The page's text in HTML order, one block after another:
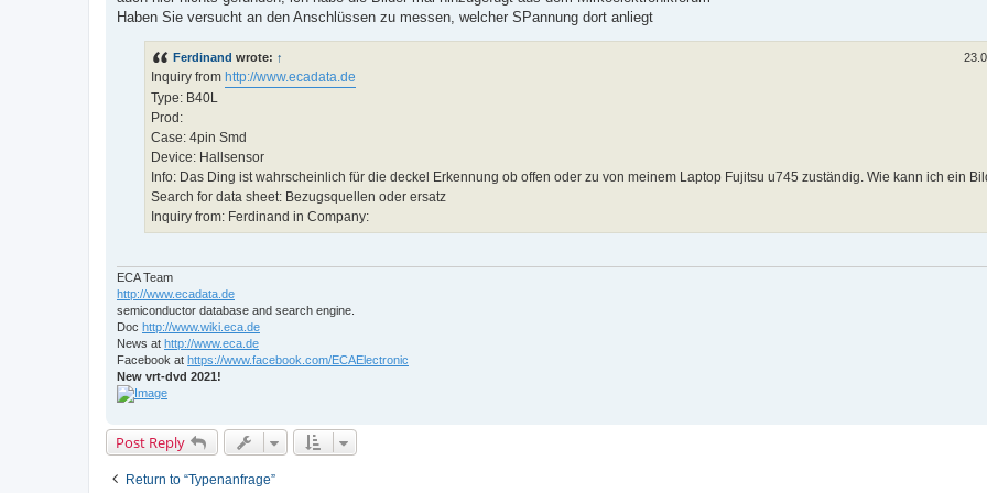
d
Haben Sie versucht an den Anschlüssen zu messen, welcher SPannung dort anliegt
Ferdinand wrote: ↑
Inquiry from http://www.ecadata.de
Type: B40L
Prod:
Case: 4pin Smd
Device: Hallsensor
Info: Das Ding ist wahrscheinlich für die deckel Erkennung ob offen oder zu von meinem Laptop Fujitsu u745 zuständig. Wie kann ich ein
Search for data sheet: Bezugsquellen oder ersatz
Inquiry from: Ferdinand in Company:
ECA Team
http://www.ecadata.de
semiconductor database and search engine.
Doc http://www.wiki.eca.de
News at http://www.eca.de
Facebook at https://www.facebook.com/ECAElectronic
New vrt-dvd 2021!
Post Reply
Return to “Typenanfrage”